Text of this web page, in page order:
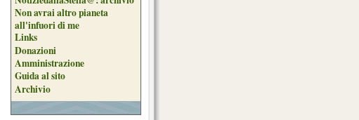
Non avrai altro pianeta
all'infuori di me
Links
Donazioni
Amministrazione
Guida al sito
Archivio